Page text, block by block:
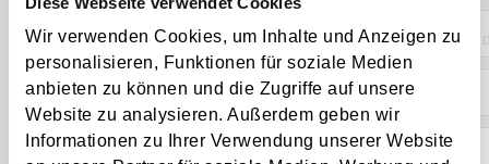
Wir verwenden Cookies, um Inhalte und Anzeigen zu
personalisieren, Funktionen für soziale Medien
anbieten zu können und die Zugriffe auf unsere
Website zu analysieren. Außerdem geben wir
Informationen zu Ihrer Verwendung unserer Website
Truck location